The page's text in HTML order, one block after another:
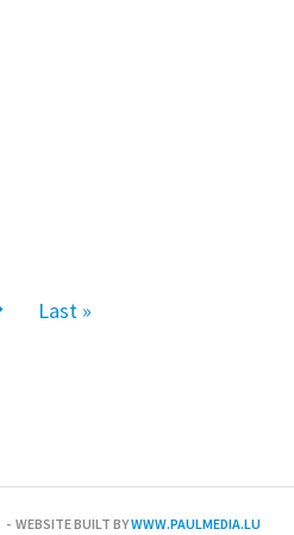
Last »
- WEBSITE BUILT BYWWW.PAULMEDIA.LU